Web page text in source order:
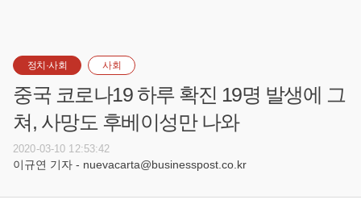
정치·사회 사회
중국 코로나19 하루 확진 19명 발생에 그
쳐, 사망도 후베이성만 나와
2020-03-10 12:53:42
이규연 기자 - nuevacarta@businesspost.co.kr